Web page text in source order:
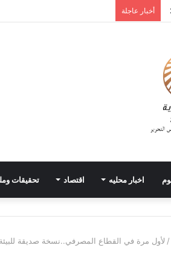
أخبار عاجلة
اخبار محليه اقتصاد تحقيقات
/ لأول مرة في القطاع المصرفي..نسخة صديقة